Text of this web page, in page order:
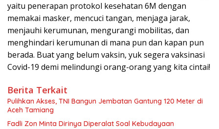
yaitu penerapan protokol kesehatan 6M dengan
memakai masker, mencuci tangan, menjaga jarak,
menjauhi kerumunan, mengurangi mobilitas, dan
menghindari kerumunan di mana pun dan kapan pun
berada. Buat yang belum vaksin, yuk segera vaksinasi
Covid-19 demi melindungi orang-orang yang kita cintai!
Berita Terkait
Pulihkan Akses, TNI Bangun Jembatan Gantung 120 Meter di
Aceh Tamiang
Fadli Zon Minta Dirinya Diperalat Soal Kebudayaan